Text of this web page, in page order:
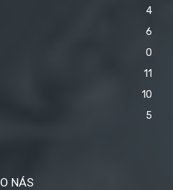
4
6
0
11
10
5
O NÁS